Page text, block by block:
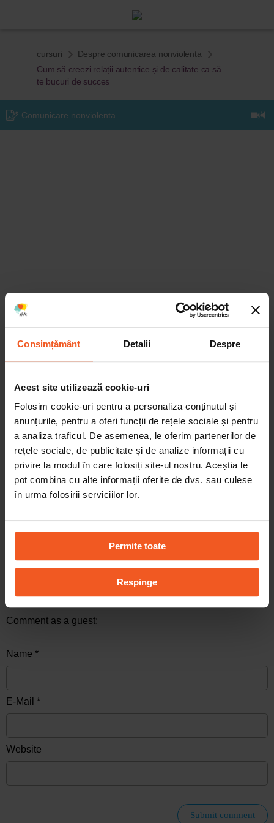
Consimțământ Detalii Despre
Acest site utilizează cookie-uri
Folosim cookie-uri pentru a personaliza conținutul și
anunțurile, pentru a oferi funcții de rețele sociale și pentru
a analiza traficul. De asemenea, le oferim partenerilor de
rețele sociale, de publicitate și de analize informații cu
privire la modul în care folosiți site-ul nostru. Aceștia le
pot combina cu alte informații oferite de dvs. sau culese
în urma folosirii serviciilor lor.
Permite toate
Respinge
cursuri
Despre comunicarea nonviolenta
Cum să creezi relații autentice și de calitate ca să
te bucuri de succes
Comunicare nonviolenta
Cum să creezi relații autentice și
de calitate ca să te bucuri de
LECȚIA ANTERIOARĂ
URMĂTOAREA LECȚIE
Comment as a guest:
Name *
E-Mail *
Website
Submit comment